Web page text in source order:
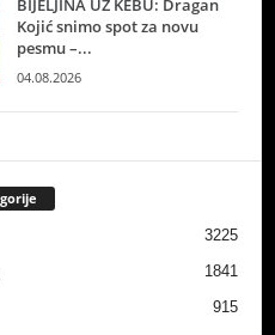
BIJELJINA UZ KEBU: Dragan
Kojić snimo spot za novu
pesmu –...
04.08.2026
3225
1841
915